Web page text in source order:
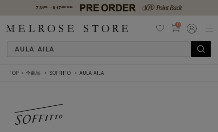
0
TOP 全商品 SOFFITTO AULA AILA